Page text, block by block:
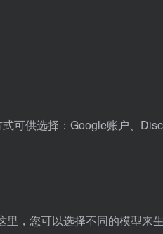
可供选择：Google账户、
里，您可以选择不同的模型来